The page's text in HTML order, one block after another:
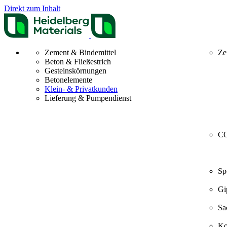
Direkt zum Inhalt
Zement & Bindemittel
Beton & Fließestrich
Gesteinskörnungen
Betonelemente
Klein- & Privatkunden
Lieferung & Pumpendienst